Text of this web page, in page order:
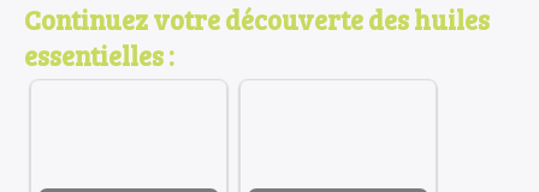
Continuez votre découverte des huiles
essentielles :